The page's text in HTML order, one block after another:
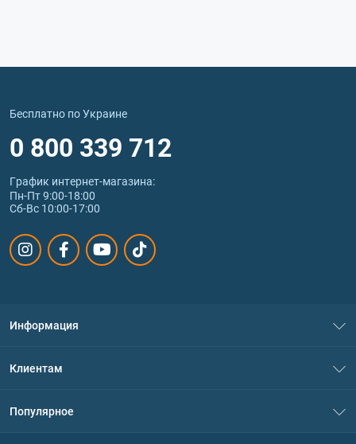
Бесплатно по Украине
0 800 339 712
График интернет‑магазина:
Пн-Пт 9:00-18:00
Сб-Вс 10:00-17:00
Информация
Политика конфиденциальности
Клиентам
Популярное